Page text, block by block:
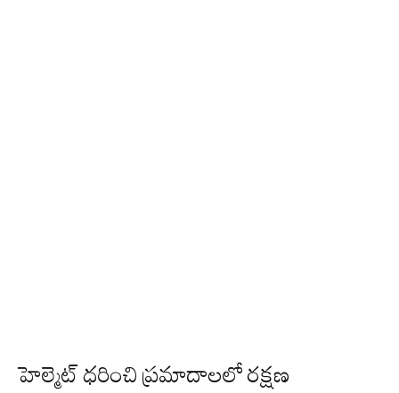
హెల్మెట్ ధరించి ప్రమాదాలలో రక్షణ